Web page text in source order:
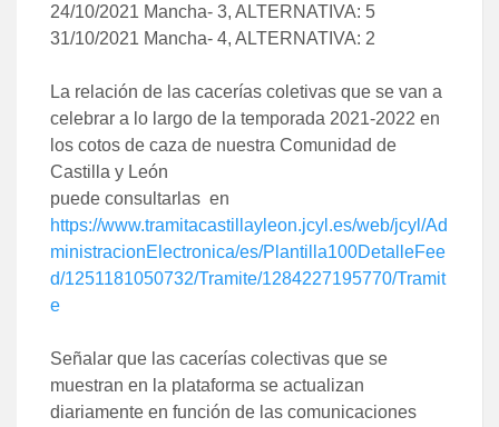
24/10/2021 Mancha- 3, ALTERNATIVA: 5
31/10/2021 Mancha- 4, ALTERNATIVA: 2
La relación de las cacerías coletivas que se van a
celebrar a lo largo de la temporada 2021-2022 en
los cotos de caza de nuestra Comunidad de
Castilla y León
puede consultarlas en
https://www.tramitacastillayleon.jcyl.es/web/jcyl/Ad
ministracionElectronica/es/Plantilla100DetalleFee
d/1251181050732/Tramite/1284227195770/Tramit
e
Señalar que las cacerías colectivas que se
muestran en la plataforma se actualizan
diariamente en función de las comunicaciones